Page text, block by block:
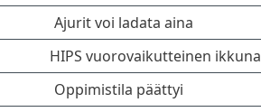
Ajurit voi ladata aina
HIPS vuorovaikutteinen ikkuna
Oppimistila päättyi